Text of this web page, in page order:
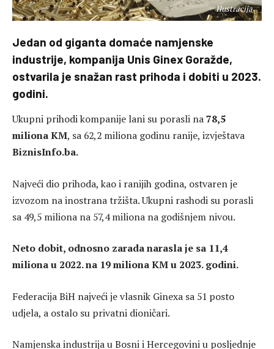
Ilustracija
Jedan od giganta domaće namjenske
industrije, kompanija Unis Ginex Goražde,
ostvarila je snažan rast prihoda i dobiti u 2023.
godini.
Ukupni prihodi kompanije lani su porasli na78,5
miliona KM, sa 62,2 miliona godinu ranije, izvještava
BiznisInfo.ba.
Najveći dio prihoda, kao i ranijih godina, ostvaren je
izvozom na inostrana tržišta. Ukupni rashodi su porasli
sa 49,5 miliona na 57,4 miliona na godišnjem nivou.
Neto dobit, odnosno zarada narasla je sa 11,4
miliona u 2022. na 19 miliona KM u 2023. godini.
Federacija BiH najveći je vlasnik Ginexa sa 51 posto
udjela, a ostalo su privatni dioničari.
Namjenska industrija u Bosni i Hercegovini u posljednje